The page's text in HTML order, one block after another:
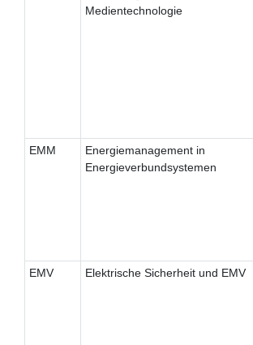
Medientechnologie
EMM
Energiemanagement in
Energieverbundsystemen
EMV Elektrische Sicherheit und EMV